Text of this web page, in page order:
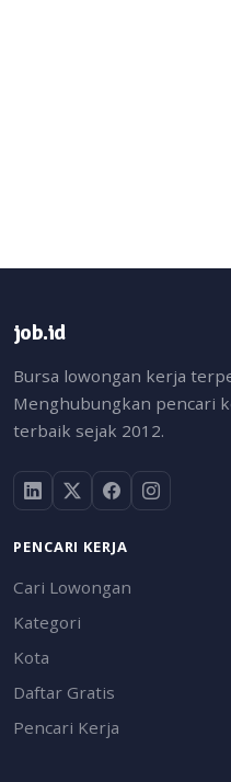
job.id
Bursa lowongan kerja
Menghubungkan pencari
terbaik sejak 2012.
PENCARI KERJA
Cari Lowongan
Kategori
Kota
Daftar Gratis
Pencari Kerja